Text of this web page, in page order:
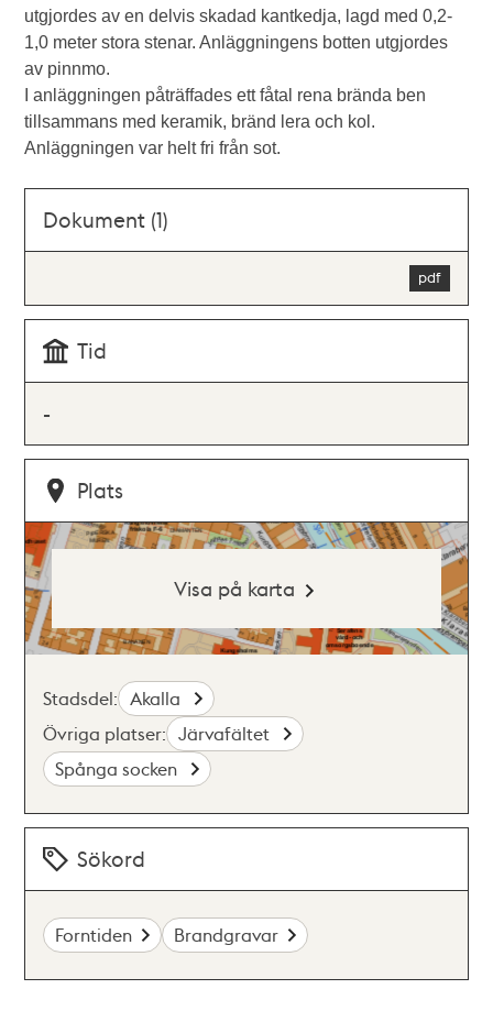
utgjordes av en delvis skadad kantkedja, lagd med 0,2-
1,0 meter stora stenar. Anläggningens botten utgjordes
av pinnmo.
I anläggningen påträffades ett fåtal rena brända ben
tillsammans med keramik, bränd lera och kol.
Anläggningen var helt fri från sot.
Dokument (1)
Tid
-
Plats
Visa på karta
Stadsdel: Akalla
Övriga platser: Järvafältet
Spånga socken
Sökord
Forntiden Brandgravar